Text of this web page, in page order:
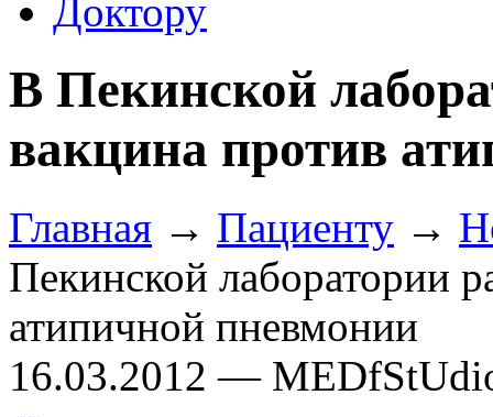
Доктору
В Пекинской
вакцина против
Главная → Пациенту →
Пекинской лаборатории
атипичной пневмонии
16.03.2012 —